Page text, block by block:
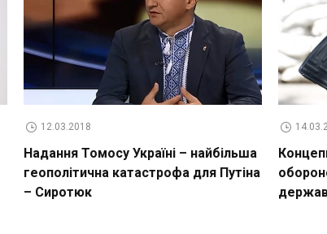
12.03.2018
Надання Томосу Україні – найбільша
геополітична катастрофа для Путіна
– Сиротюк